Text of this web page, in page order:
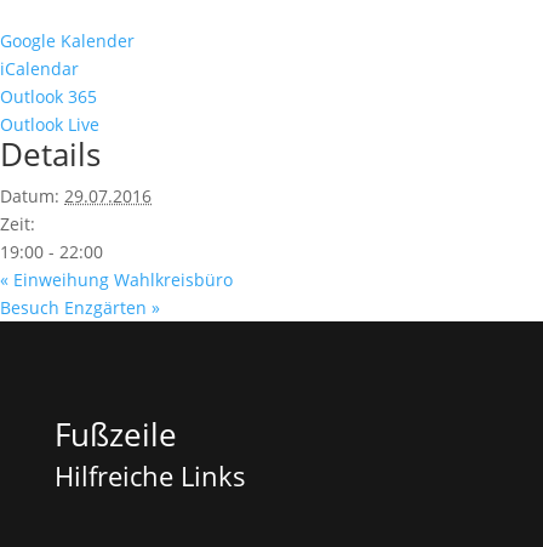
Google Kalender
iCalendar
Outlook 365
Outlook Live
Details
Datum: 29.07.2016
Zeit:
19:00 - 22:00
« Einweihung Wahlkreisbüro
Besuch Enzgärten »
Fußzeile
Hilfreiche Links